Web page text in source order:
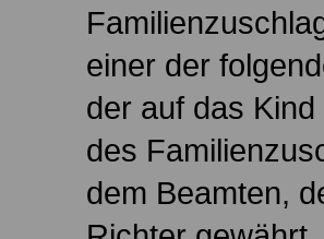
einer der
der auf das
des
dem Beamten,